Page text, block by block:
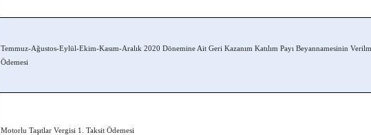
Temmuz-Ağustos-Eylül-Ekim-Kasım-Aralık 2020 Dönemine Ait Geri Kazanım Katılım Payı Beyannamesinin
Ödemesi
Motorlu Taşıtlar Vergisi 1. Taksit Ödemesi